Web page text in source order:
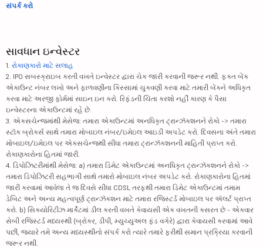
સંપર્ક કરો
સાવધાન ઇન્વેસ્ટર
1. રોકાણકારો માટે સલાહ
2. IPO સબસ્ક્રાઇબ કરતી વખતે ઇન્વેસ્ટર દ્વારા ચેક જારી કરવાની જરૂર નથી. ફક્ત બેંક
એકાઉન્ટ નંબર લખો અને ફાળવણીના કિસ્સામાં ચુકવણી કરવા માટે તમારી બેંકને અધિકૃત
કરવા માટે અરજી ફોર્મમાં સાઇન ઇન કરો. રિફંડની ચિંતા કરશો નહીં કારણ કે પૈસા
ઇન્વેસ્ટરના એકાઉન્ટમાં રહે છે.
3. એક્સચેન્જમાંથી મેસેજ: તમારા એકાઉન્ટમાં અનધિકૃત ટ્રાન્ઝૅક્શનને રોકો -> તમારા
સ્ટૉક બ્રોકર્સ સાથે તમારા મોબાઇલ નંબર/ઇમેઇલ આઇડી અપડેટ કરો. દિવસના અંતે તમારા
મોબાઇલ/ઇમેઇલ પર એક્સચેન્જથી સીધા તમારા ટ્રાન્ઝૅક્શનની માહિતી પ્રાપ્ત કરો.
રોકાણકારોના હિતમાં જારી.
4. ડિપોઝિટરીમાંથી મેસેજ: a) તમારા ડિમેટ એકાઉન્ટમાં અનધિકૃત ટ્રાન્ઝૅક્શનને રોકો ->
તમારા ડિપોઝિટરી સહભાગી સાથે તમારો મોબાઇલ નંબર અપડેટ કરો. રોકાણકારોના હિતમાં
જારી કરવામાં આવેલા તે જ દિવસે સીધા CDSL તરફથી તમારા ડિમેટ એકાઉન્ટમાં તમામ
ડેબિટ અને અન્ય મહત્વપૂર્ણ ટ્રાન્ઝૅક્શન માટે તમારા રજિસ્ટર્ડ મોબાઇલ પર ઍલર્ટ પ્રાપ્ત
કરો. b) સિક્યોરિટીઝ માર્કેટમાં ડીલ કરતી વખતે કેવાયસી એક વખતની કસરત છે - એકવાર
સેબી રજિસ્ટર્ડ મધ્યસ્થી (બ્રોકર, ડીપી, મ્યુચ્યુઅલ ફંડ વગેરે) દ્વારા કેવાયસી કરવામાં આવે
પછી, જ્યારે તમે અન્ય મધ્યસ્થીનો સંપર્ક કરો ત્યારે તમારે ફરીથી સમાન પ્રક્રિયા કરવાની
જરૂર નથી.